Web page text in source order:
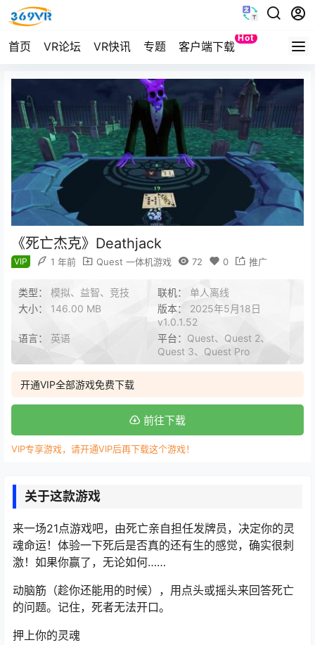
首页 VR论坛 VR快讯 专题 客户端下载
Hot
Quest
《死亡杰克》Deathjack
VIP 1 年前 Quest 一体机游戏 72 0 推广
类型： 模拟、益智、竞技 联机： 单人离线
大小： 146.00 MB 版本： 2025年5月18日
v1.0.1.52
语言： 英语 平台： Quest、Quest 2、
Quest 3、Quest Pro
开通VIP全部游戏免费下载
前往下载
VIP专享游戏，请开通VIP后再下载这个游戏！
关于这款游戏
来一场21点游戏吧，由死亡亲自担任发牌员，决定你的灵
魂命运！体验一下死后是否真的还有生的感觉，确实很刺
激！如果你赢了，无论如何……
动脑筋（趁你还能用的时候），用点头或摇头来回答死亡
的问题。记住，死者无法开口。
押上你的灵魂